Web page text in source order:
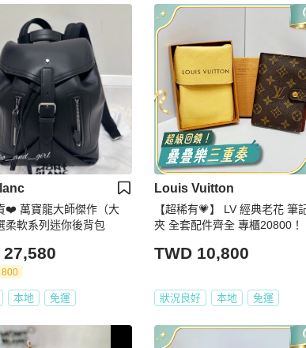
❤️ 萬寶龍大師傑作（大
柔軟系列迷你後背包
27,580
800
本地 免運
Louis Vuitton
【超稀有💗】 LV 經典老花 筆
夾 全套配件齊全 專櫃20800！
TWD 10,800
狀況良好 本地 免運